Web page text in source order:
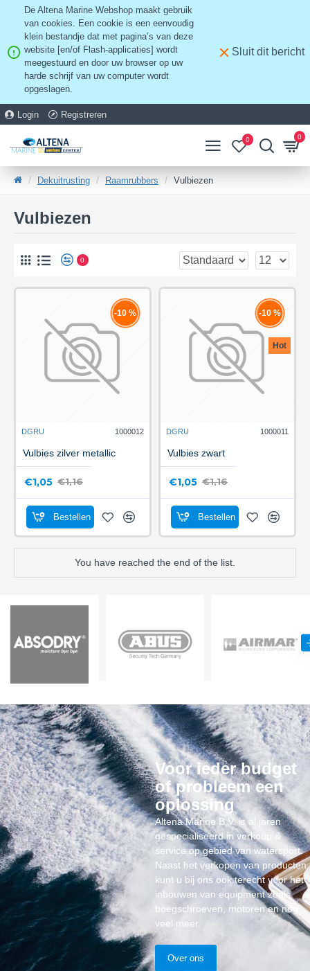
De Altena Marine Webshop maakt gebruik
van cookies. Een cookie is een eenvoudig
klein bestandje dat met pagina’s van deze
website [en/of Flash-applicaties] wordt
meegestuurd en door uw browser op uw
harde schrijf van uw computer wordt
opgeslagen.
Sluit dit bericht
Login Registreren
0 0
Dekuitrusting Raamrubbers Vulbiezen
Vulbiezen
0
-10 %
DGRU 1000012
Vulbies zilver metallic
€1,05 €1,16
Bestellen
Hot
-10 %
DGRU 1000011
Vulbies zwart
€1,05 €1,16
Bestellen
You have reached the end of the list.
Voor ieder budget
of probleem een
oplossing
Altena Marine B.V. is al jaren
gespecialiseerd in verkoop &
service op gebied van watersport.
Naast het verkopen van producten
kunt u bij ons ook terecht voor het
inbouwen van equipment zoals
boegschroeven, motoren en nog
veel meer.
Over ons